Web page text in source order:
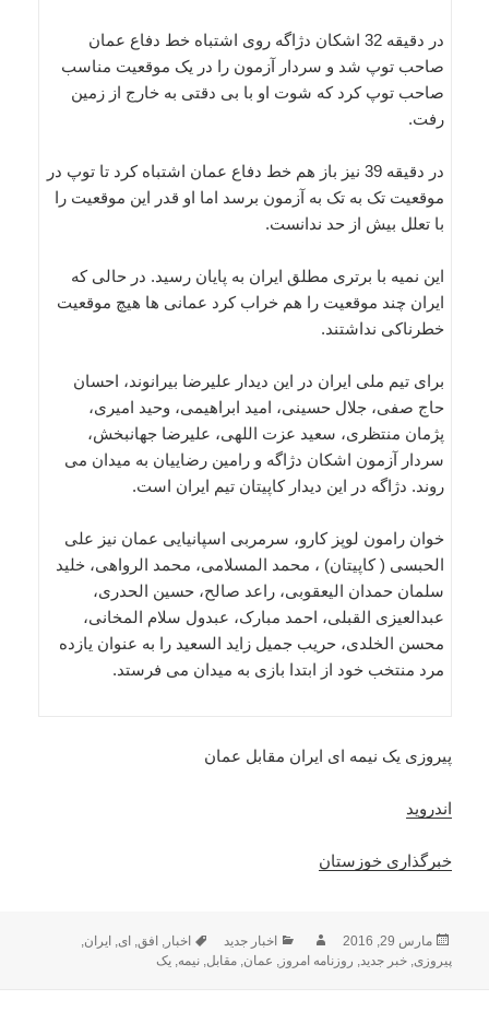
در دقیقه 32 اشکان دژاگه روی اشتباه خط دفاع عمان
صاحب توپ شد و سردار آزمون را در یک موقعیت مناسب
صاحب توپ کرد که شوت او با بی دقتی به خارج از زمین
رفت.
در دقیقه 39 نیز باز هم خط دفاع عمان اشتباه کرد تا توپ در
موقعیت تک به تک به آزمون برسد اما او قدر این موقعیت را
با تعلل بیش از حد ندانست.
این نمیه با برتری مطلق ایران به پایان رسید. در حالی که
ایران چند موقعیت را هم خراب کرد عمانی ها هیچ موقعیت
خطرناکی نداشتند.
برای تیم ملی ایران در این دیدار علیرضا بیرانوند، احسان
حاج صفی، جلال حسینی، امید ابراهیمی، وحید امیری،
پژمان منتظری، سعید عزت اللهی، علیرضا جهانبخش،
سردار آزمون اشکان دژاگه و رامین رضاییان به میدان می
روند. دژاگه در این دیدار کاپیتان تیم ایران است.
خوان رامون لوپز کارو، سرمربی اسپانیایی عمان نیز علی
الحبسی ( کاپیتان) ، محمد المسلامی، محمد الرواهی، خلید
سلمان حمدان الیعقوبی، راعد صالح، حسین الحدری،
عبدالعیزی القبلی، احمد مبارک، عبدول سلام المخانی،
محسن الخلدی، حریب جمیل زاید السعید را به عنوان یازده
مرد منتخب خود از ابتدا بازی به میدان می فرستد.
پیروزی یک نیمه ای ایران مقابل عمان
اندروید
خبرگذاری خوزستان
ارسال
شده
مارس 29, 2016 نویسندهدسته‌ها
اخبار جدید برچسب‌ها
اخبار ,افق ,ای ,ایران
پیروزی ,خبر جدید روزنامه امروز عمان ,مقابل ,نیمه ,یک